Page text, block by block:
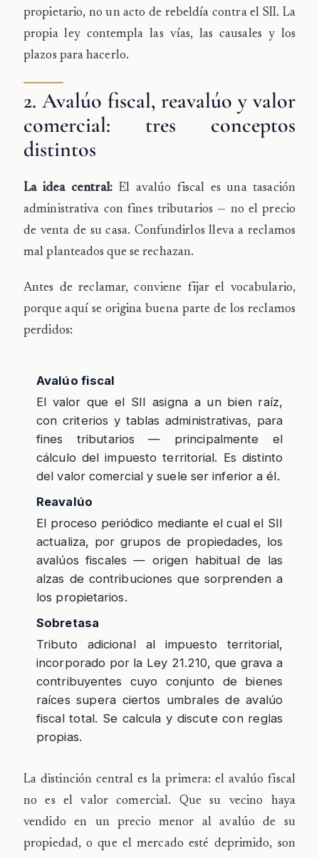
propietario, no un acto de rebeldía contra el SII. La
propia ley contempla las vías, las causales y los
plazos para hacerlo.
2. Avalúo fiscal, reavalúo y valor
comercial: tres conceptos
distintos
La idea central: El avalúo fiscal es una tasación
administrativa con fines tributarios — no el precio
de venta de su casa. Confundirlos lleva a reclamos
mal planteados que se rechazan.
Antes de reclamar, conviene fijar el vocabulario,
porque aquí se origina buena parte de los reclamos
perdidos:
Avalúo fiscal
El valor que el SII asigna a un bien raíz,
con criterios y tablas administrativas, para
fines tributarios — principalmente el
cálculo del impuesto territorial. Es distinto
del valor comercial y suele ser inferior a él.
Reavalúo
El proceso periódico mediante el cual el SII
actualiza, por grupos de propiedades, los
avalúos fiscales — origen habitual de las
alzas de contribuciones que sorprenden a
los propietarios.
Sobretasa
Tributo adicional al impuesto territorial,
incorporado por la Ley 21.210, que grava a
contribuyentes cuyo conjunto de bienes
raíces supera ciertos umbrales de avalúo
fiscal total. Se calcula y discute con reglas
propias.
La distinción central es la primera: el avalúo fiscal
no es el valor comercial. Que su vecino haya
vendido en un precio menor al avalúo de su
propiedad, o que el mercado esté deprimido, son